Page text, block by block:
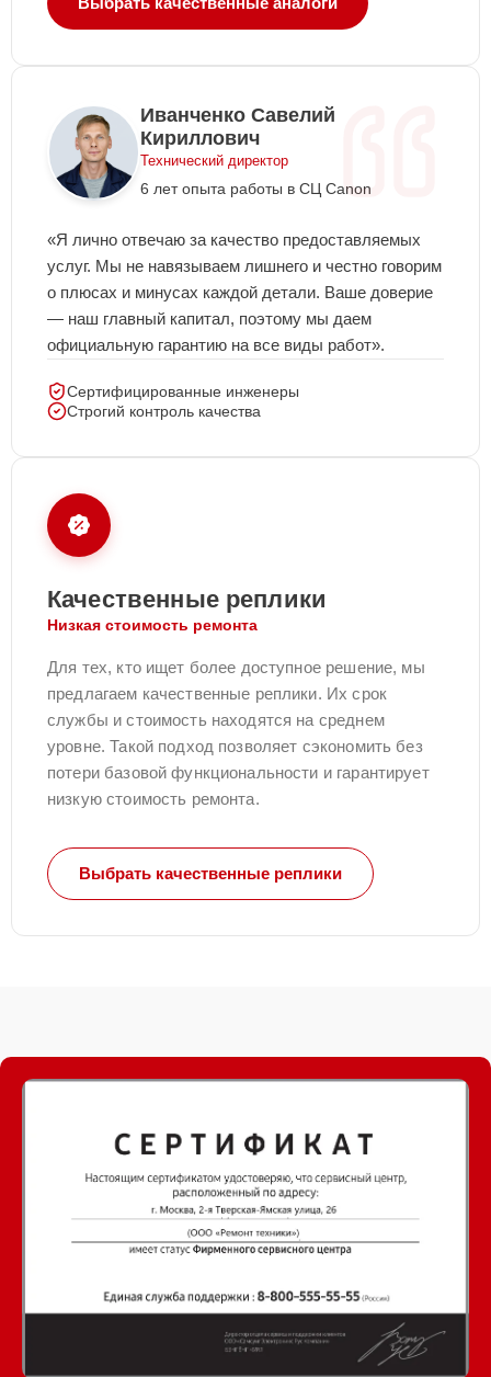
Иванченко Савелий
Кириллович
Технический директор
6 лет опыта работы в СЦ Canon
«Я лично отвечаю за качество предоставляемых
услуг. Мы не навязываем лишнего и честно говорим
о плюсах и минусах каждой детали. Ваше доверие
— наш главный капитал, поэтому мы даем
официальную гарантию на все виды работ».
Сертифицированные инженеры
Строгий контроль качества
Качественные реплики
Низкая стоимость ремонта
Для тех, кто ищет более доступное решение, мы
предлагаем качественные реплики. Их срок
службы и стоимость находятся на среднем
уровне. Такой подход позволяет сэкономить без
потери базовой функциональности и гарантирует
низкую стоимость ремонта.
Выбрать качественные реплики